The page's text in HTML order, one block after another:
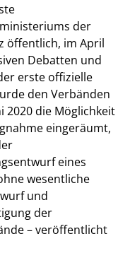
der
öffentlich, im April
Debatten und
erste offizielle
den Verbänden
2020 die Möglichkeit
eingeräumt,
eines
wesentliche
und
der
– veröffentlicht